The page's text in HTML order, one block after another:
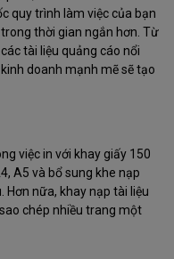
quy trình làm việc của bạn
thời gian ngắn hơn. Từ
tài liệu quảng cáo nổi
doanh mạnh mẽ sẽ tạo
việc in với khay giấy 150
A5 và bổ sung khe nạp
Hơn nữa, khay nạp tài liệu
chép nhiều trang một